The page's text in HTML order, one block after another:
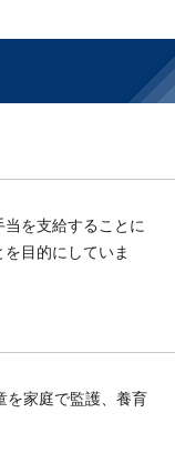
を支給することに
目的にしていま
を家庭で監護、養育